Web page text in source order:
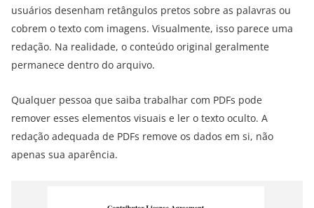
usuários desenham retângulos pretos sobre as palavras ou
cobrem o texto com imagens. Visualmente, isso parece uma
redação. Na realidade, o conteúdo original geralmente
permanece dentro do arquivo.
Qualquer pessoa que saiba trabalhar com PDFs pode
remover esses elementos visuais e ler o texto oculto. A
redação adequada de PDFs remove os dados em si, não
apenas sua aparência.